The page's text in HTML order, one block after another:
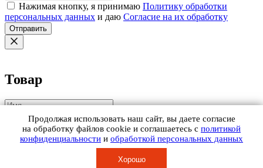
Нажимая кнопку, я принимаю Политику обработки
персональных данных и даю Согласие на их обработку
Отправить
Товар
Нажимая кнопку, я принимаю
и даюСогласие на их обработку
Продолжая использовать наш сайт, вы даете согласие
на обработку файлов cookie и соглашаетесь с политикой
конфиденциальности и обработкой персональных данных
Хорошо